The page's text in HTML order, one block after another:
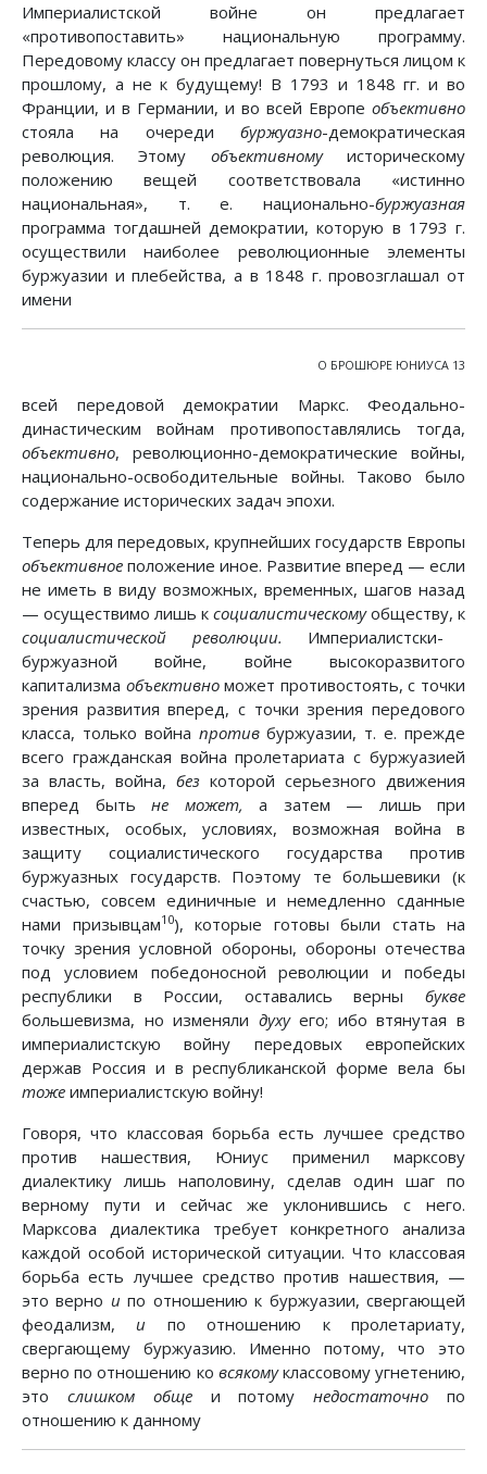
Империалистской войне он предлагает
«противопоставить» национальную программу.
Передовому классу он предлагает повернуться лицом к
прошлому, а не к будущему! В 1793 и 1848 гг. и во
Франции, и в Германии, и во всей Европе объективно
стояла на очереди буржуазно-демократическая
революция. Этому объективномуисторическому
положению вещей соответствовала «истинно
национальная», т. е. национально-буржуазная
программа тогдашней демократии, которую в 1793 г.
осуществили наиболее революционные элементы
буржуазии и плебейства, а в 1848 г. провозглашал от
имени
О БРОШЮРЕ ЮНИУСА 13
всей передовой демократии Маркс. Феодально-
династическим войнам противопоставлялись тогда,
объективно, революционно-демократические войны,
национально-освободительные войны. Таково было
содержание исторических задач эпохи.
Теперь для передовых, крупнейших государств Европы
объективное положение иное. Развитие вперед — если
не иметь в виду возможных, временных, шагов назад
— осуществимо лишь к социалистическомуобществу, к
социалистической революции. Империалистски-
буржуазной войне, войне высокоразвитого
капитализма объективноможет противостоять, с точки
зрения развития вперед, с точки зрения передового
класса, только война противбуржуазии, т. е. прежде
всего гражданская война пролетариата с буржуазией
за власть, война, без которой серьезного движения
вперед быть не может, а затем — лишь при
известных, особых, условиях, возможная война в
защиту социалистического государства против
буржуазных государств. Поэтому те большевики (к
счастью, совсем единичные и немедленно сданные
нами призывцам10), которые готовы были стать на
точку зрения условной обороны, обороны отечества
под условием победоносной революции и победы
республики в России, оставались верны букве
большевизма, но изменяли духуего; ибо втянутая в
империалистскую войну передовых европейских
держав Россия и в республиканской форме вела бы
тоже империалистскую войну!
Говоря, что классовая борьба есть лучшее средство
против нашествия, Юниус применил марксову
диалектику лишь наполовину, сделав один шаг по
верному пути и сейчас же уклонившись с него.
Марксова диалектика требует конкретного анализа
каждой особой исторической ситуации. Что классовая
борьба есть лучшее средство против нашествия, —
это верно и по отношению к буржуазии, свергающей
феодализм,и по отношению к пролетариату,
свергающему буржуазию. Именно потому, что это
верно по отношению ко всякомуклассовому угнетению,
это слишком общеи потомунедостаточно по
отношению к данному